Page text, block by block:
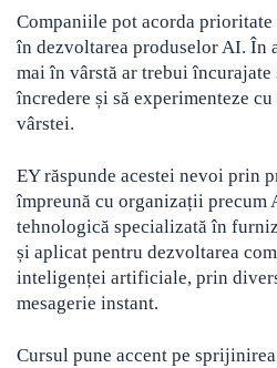
Companiile pot acorda
în dezvoltarea produselor AI. În
mai în vârstă ar trebui încurajate
încredere și să experimenteze
vârstei.
EY răspunde acestei nevoi prin
împreună cu organizații precum
tehnologică specializată în
și aplicat pentru dezvoltarea
inteligenței artificiale, prin
mesagerie instant.
Cursul pune accent pe